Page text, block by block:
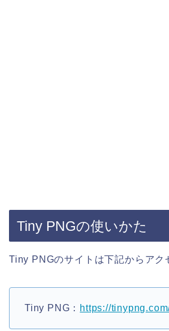
Tiny PNGの使いかた
Tiny PNGのサイトは下記からアク
Tiny PNG： https://